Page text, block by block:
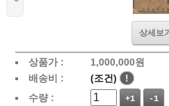
상세보기
상품가 : 1,000,000원
배송비 :
(조건)
!
수량 :
+1 -1